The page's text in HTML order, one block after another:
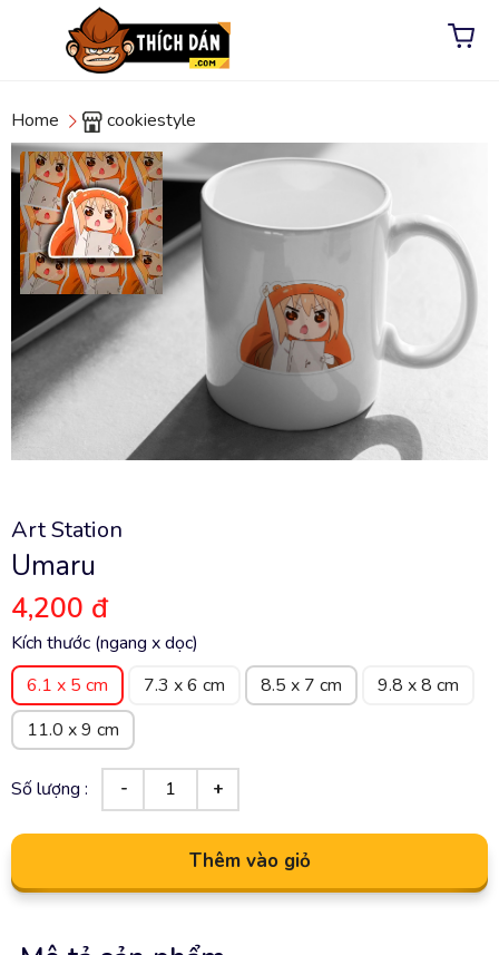
Home cookiestyle
Art Station
Umaru
4,200 đ
Kích thước (ngang x dọc)
6.1 x 5 cm
7.3 x 6 cm 8.5 x 7 cm
9.8 x 8 cm
11.0 x 9 cm
Số lượng :
Thêm vào giỏ